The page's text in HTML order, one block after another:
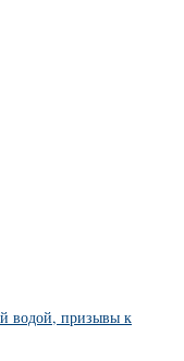
водой, призывы к